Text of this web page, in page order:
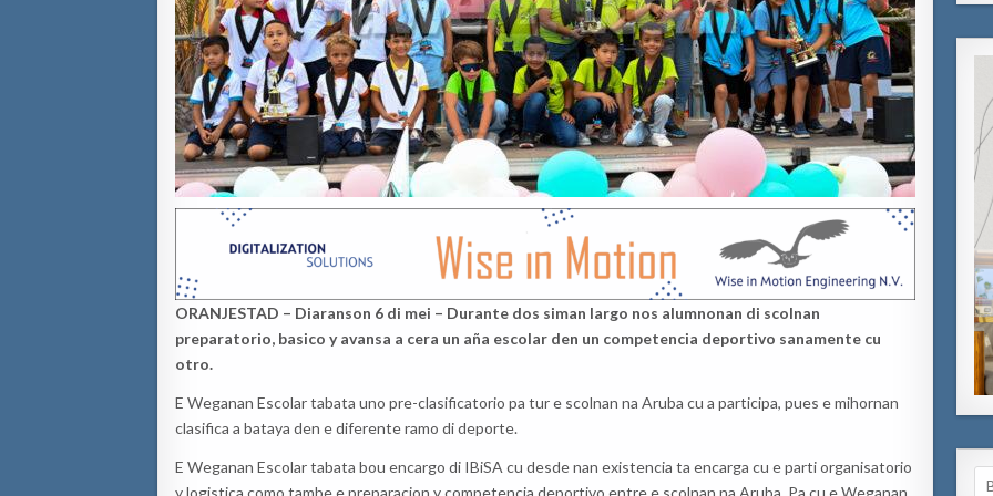
ORANJESTAD – Diaranson 6 di mei – Durante dos siman largo nos alumnonan di scolnan
preparatorio, basico y avansa a cera un aña escolar den un competencia deportivo sanamente cu
otro.
E Weganan Escolar tabata uno pre-clasificatorio pa tur e scolnan na Aruba cu a participa, pues e mihornan
clasifica a bataya den e diferente ramo di deporte.
E Weganan Escolar tabata bou encargo di IBiSA cu desde nan existencia ta encarga cu e parti organisatorio
y logistica como tambe e preparacion y competencia deportivo entre e scolnan na Aruba. Pa cu e Weganan